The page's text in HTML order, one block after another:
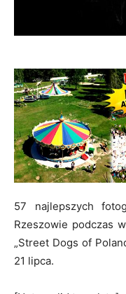
57 najlepszych
Rzeszowie podczas
„Street Dogs of
21 lipca.